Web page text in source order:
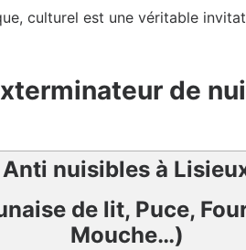
culturel est une véritable
de
Anti nuisibles à
de lit, Puce,
Mouche…)